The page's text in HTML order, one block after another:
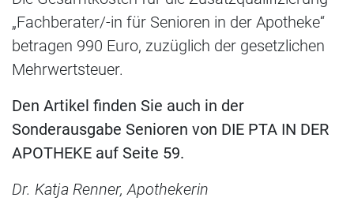
„Fachberater/-in für Senioren in der Apotheke“
betragen 990 Euro, zuzüglich der gesetzlichen
Mehrwertsteuer.
Den Artikel finden Sie auch in der
Sonderausgabe Senioren von DIE PTA IN DER
APOTHEKE auf Seite 59.
Dr. Katja Renner, Apothekerin